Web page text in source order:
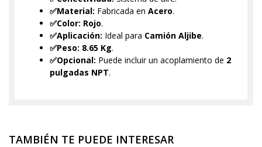
✅Material: Fabricada en Acero.
✅Color: Rojo.
✅Aplicación: Ideal para Camión Aljibe.
✅Peso: 8.65 Kg.
✅Opcional: Puede incluir un acoplamiento de 2
pulgadas NPT.
TAMBIÉN TE PUEDE INTERESAR